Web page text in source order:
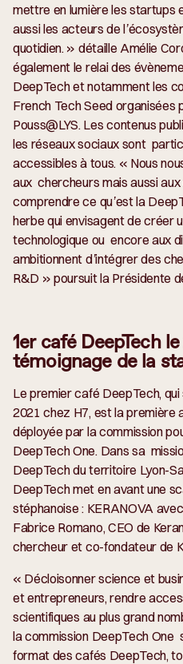
mettre en lumière les startups
aussi les acteurs de
quotidien. » détaille Amélie
également le relai des
DeepTech et notamment les
French Tech Seed organisées
Pouss@LYS. Les contenus
les réseaux sociaux sont
accessibles à tous. « Nous
aux chercheurs mais aussi
comprendre ce qu’est la
herbe qui envisagent de créer
technologique ou encore aux
ambitionnent d’intégrer des
R&D »poursuit la Présidente
1er café DeepTech
témoignage de la
Le premier café DeepTech,
2021 chez H7, est la première
déployée par la commission
DeepTech One. Dans sa
DeepTech du territoire Lyon-
DeepTech met en avant une
stéphanoise : KERANOVA
Fabrice Romano, CEO de
chercheur et co-fondateur de
« Décloisonner science et
et entrepreneurs, rendre
scientifiques au plus grand
la commission DeepTech One
format des cafés DeepTech,